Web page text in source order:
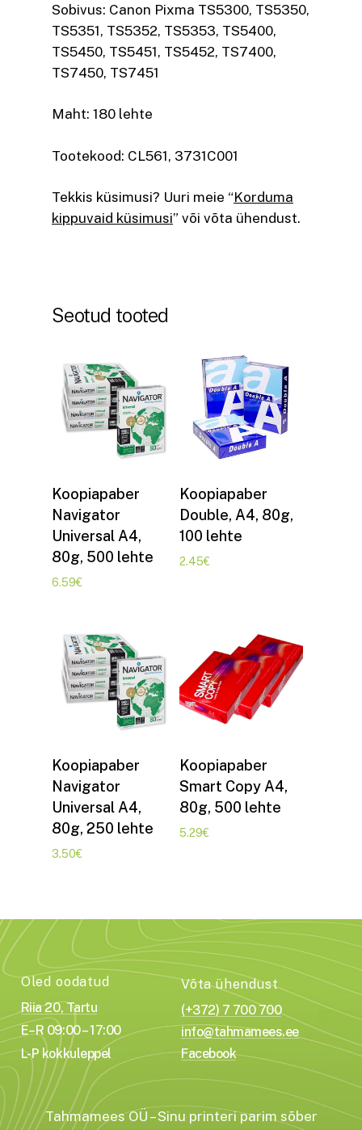
Sobivus: Canon Pixma TS5300, TS5350,
TS5351, TS5352, TS5353, TS5400,
TS5450, TS5451, TS5452, TS7400,
TS7450, TS7451
Maht: 180 lehte
Tootekood: CL561, 3731C001
Tekkis küsimusi? Uuri meie “Korduma
kippuvaid küsimusi” või võta ühendust.
Seotud tooted
Lisa korvi
Koopiapaber
Navigator
Universal A4,
80g, 500 lehte
6.59€
Lisa korvi
Koopiapaber
Double, A4, 80g,
100 lehte
2.45€
Lisa korvi
Koopiapaber
Navigator
Universal A4,
80g, 250 lehte
3.50€
Lisa korvi
Koopiapaber
Smart Copy A4,
80g, 500 lehte
5.29€
Oled oodatud
Riia 20, Tartu
E–R 09:00 – 17:00
L-P kokkuleppel
Võta ühendust
(+372) 7 700 700
info@tahmamees.ee
Facebook
Tahmamees OÜ – Sinu printeri parim sõber